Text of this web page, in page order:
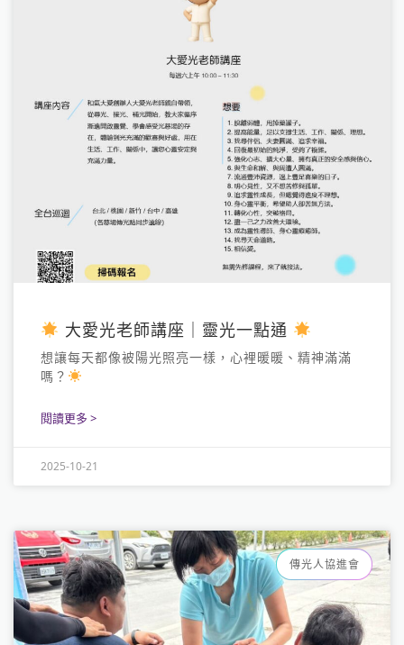
大愛光老師講座｜靈光一點通
想讓每天都像被陽光照亮一樣，心裡暖暖、精神滿滿
嗎？
閱讀更多 >
2025-10-21
傳光人協進會